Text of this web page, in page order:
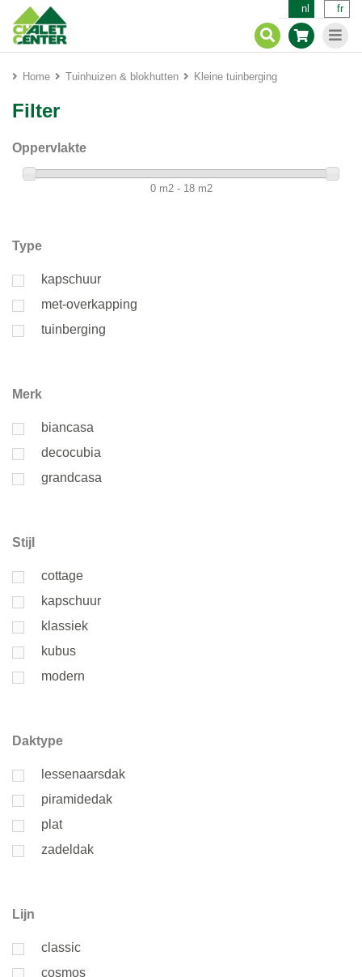
nl fr
Home Tuinhuizen & blokhutten Kleine tuinberging
Filter
Oppervlakte
0 m2 - 18 m2
Type
kapschuur
met-overkapping
tuinberging
Merk
biancasa
decocubia
grandcasa
Stijl
cottage
kapschuur
klassiek
kubus
modern
Daktype
lessenaarsdak
piramidedak
plat
zadeldak
Lijn
classic
cosmos